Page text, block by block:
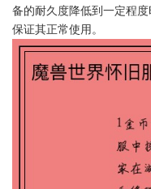
备的耐久度降低到一定程
保证其正常使用。